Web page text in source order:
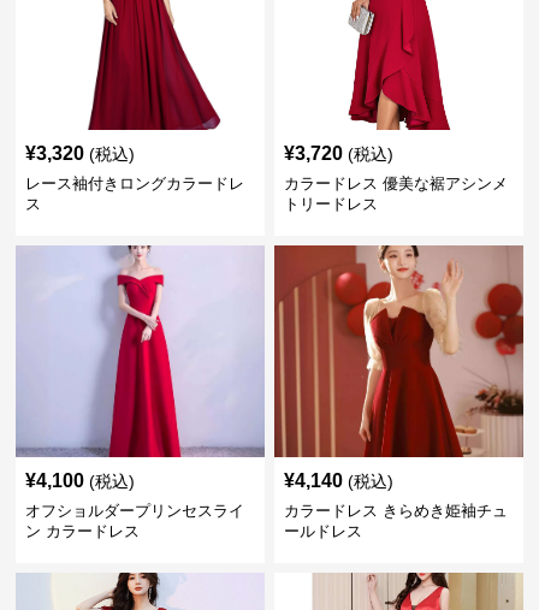
¥3,320 (税込)
レース袖付きロングカラードレ
ス
¥3,720 (税込)
カラードレス 優美な裾アシンメ
トリードレス
¥4,100 (税込)
オフショルダープリンセスライ
ン カラードレス
¥4,140 (税込)
カラードレス きらめき姫袖チュ
ールドレス